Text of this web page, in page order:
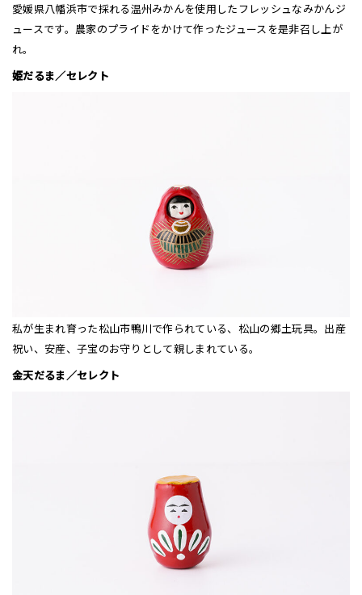
愛媛県八幡浜市で採れる温州みかんを使用したフレッシュなみかんジ
ュースです。農家のプライドをかけて作ったジュースを是非召し上が
れ。
姫だるま／セレクト
私が生まれ育った松山市鴨川で作られている、松山の郷土玩具。出産
祝い、安産、子宝のお守りとして親しまれている。
金天だるま／セレクト